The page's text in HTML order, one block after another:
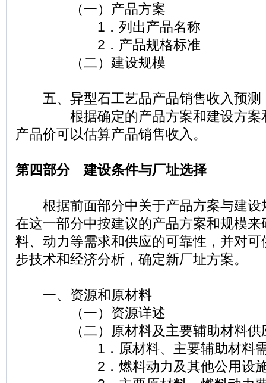
（一）产品方案
1．列出产品名称
2．产品规格标准
（二）建设规模
五、异型石工艺品产品销售收入预测
根据确定的产品方案和建设方案和
产品价可以估算产品销售收入。
第四部分 建设条件与厂址选择
根据前面部分中关于产品方案与建设
在这一部分中按建议的产品方案和规模
料、动力等需求和供应的可靠性，并对
步技术和经济分析，确定新厂址方案。
一、资源和原材料
（一）资源详述
（二）原材料及主要辅助材料供
1．原材料、主要辅助材料需
2．燃料动力及其他公用设施